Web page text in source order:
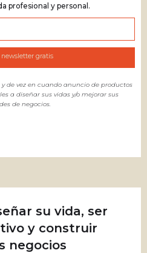
profesional y personal.
de vez en cuando anuncio de productos
a diseñar sus vidas y/o mejorar sus
de negocios.
su vida, ser
y construir
negocios